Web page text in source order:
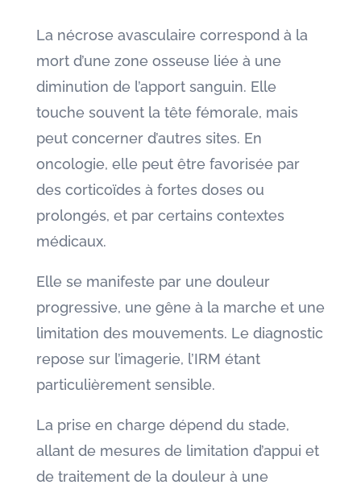
La nécrose avasculaire correspond à la
mort d’une zone osseuse liée à une
diminution de l’apport sanguin. Elle
touche souvent la tête fémorale, mais
peut concerner d’autres sites. En
oncologie, elle peut être favorisée par
des corticoïdes à fortes doses ou
prolongés, et par certains contextes
médicaux.
Elle se manifeste par une douleur
progressive, une gêne à la marche et une
limitation des mouvements. Le diagnostic
repose sur l’imagerie, l’IRM étant
particulièrement sensible.
La prise en charge dépend du stade,
allant de mesures de limitation d’appui et
de traitement de la douleur à une